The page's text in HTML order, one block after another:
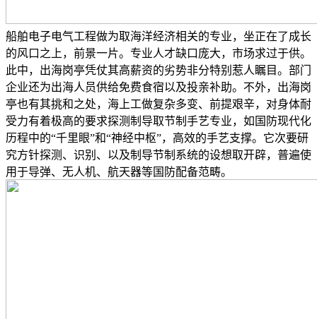
船舶电子电气工程做为取海洋经济相关的专业，坐正在了成长
的风口之上，前景一片。专业人才缺口庞大，市场求过于供。
此中，出海岗亭凭仗其高薪资的劣势非分特别惹人瞩目。部门
企业还为出海人员供给免费食宿以及投亲补助。不外，出海岗
亭也有其挑和之处，海上工做复杂多变、前提艰辛，对身体耐
受力有着极高的要求探测制导取节制手艺专业，如国防现代化
历程中的“千里眼”和“神经中枢”，高效的手艺支撑。它次要研
究方针探测、识别、以及制导节制系统的设想取开辟，普遍使
用于导弹、无人机、航天器等国防配备范畴。